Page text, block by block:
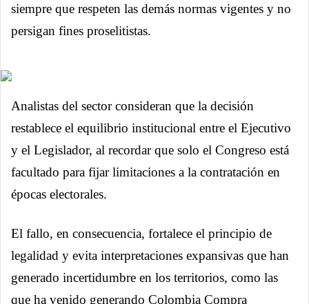
siempre que respeten las demás normas vigentes y no
persigan fines proselitistas.
Analistas del sector consideran que la decisión
restablece el equilibrio institucional entre el Ejecutivo
y el Legislador, al recordar que solo el Congreso está
facultado para fijar limitaciones a la contratación en
épocas electorales.
El fallo, en consecuencia, fortalece el principio de
legalidad y evita interpretaciones expansivas que han
generado incertidumbre en los territorios, como las
que ha venido generando Colombia Compra